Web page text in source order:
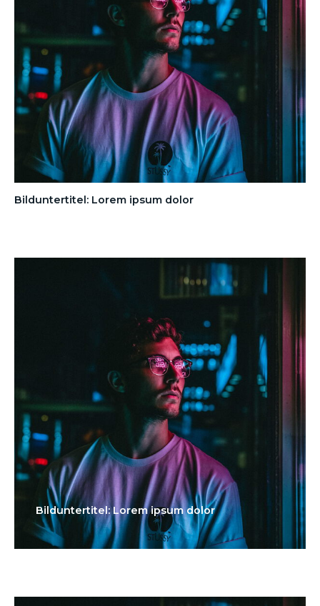
Bilduntertitel: Lorem ipsum dolor
Bilduntertitel: Lorem ipsum dolor